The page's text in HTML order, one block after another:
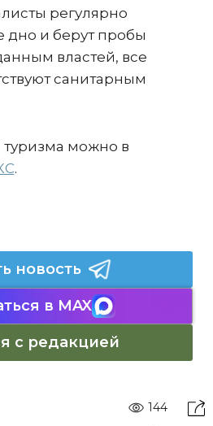
регулярно
дно и берут пробы
властей, все
санитарным
туризма можно в
.
новость
в MAX
с редакцией
144